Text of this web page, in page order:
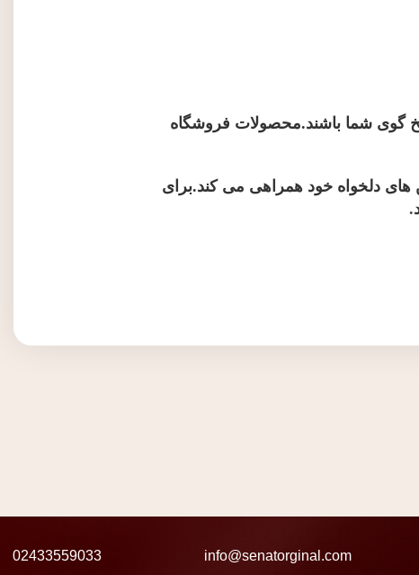
گوی شما باشند.محصولات فروشگاه
های دلخواه خود همراهی می کند.برای
.
info@senatorginal.com
02433559033